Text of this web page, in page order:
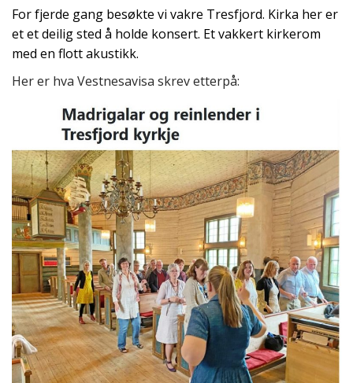
For fjerde gang besøkte vi vakre Tresfjord. Kirka her er
et et deilig sted å holde konsert. Et vakkert kirkerom
med en flott akustikk.
Her er hva Vestnesavisa skrev etterpå: